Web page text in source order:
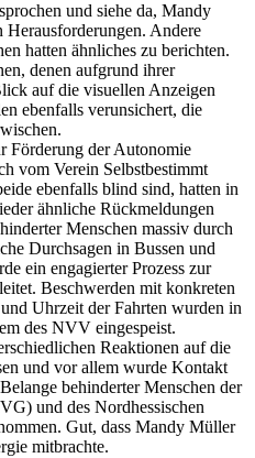
und siehe da, Mandy
Andere
hatten ähnliches zu berichten.
denen aufgrund ihrer
auf die visuellen Anzeigen
ebenfalls verunsichert, die
Förderung der Autonomie
vom Verein Selbstbestimmt
ebenfalls blind sind, hatten in
ähnliche Rückmeldungen
Menschen massiv durch
Durchsagen in Bussen und
ein engagierter Prozess zur
Beschwerden mit konkreten
Uhrzeit der Fahrten wurden in
des NVV eingespeist.
Reaktionen auf die
und vor allem wurde Kontakt
behinderter Menschen der
und des Nordhessischen
Gut, dass Mandy Müller
mitbrachte.